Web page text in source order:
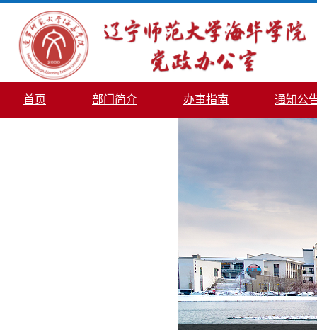
首页 部门简介 办事指南 通知公